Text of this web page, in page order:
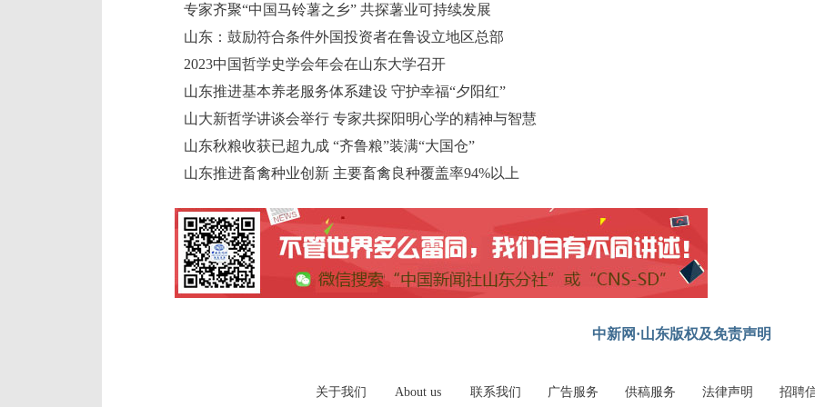
专家齐聚“中国马铃薯之乡” 共探薯业可持续发展
山东：鼓励符合条件外国投资者在鲁设立地区总部
2023中国哲学史学会年会在山东大学召开
山东推进基本养老服务体系建设 守护幸福“夕阳红”
山大新哲学讲谈会举行 专家共探阳明心学的精神与智慧
山东秋粮收获已超九成 “齐鲁粮”装满“大国仓”
山东推进畜禽种业创新 主要畜禽良种覆盖率94%以上
中新网·山东版权及免责声明
关于我们 About us 联系我们 广告服务 供稿服务 法律声明 招聘